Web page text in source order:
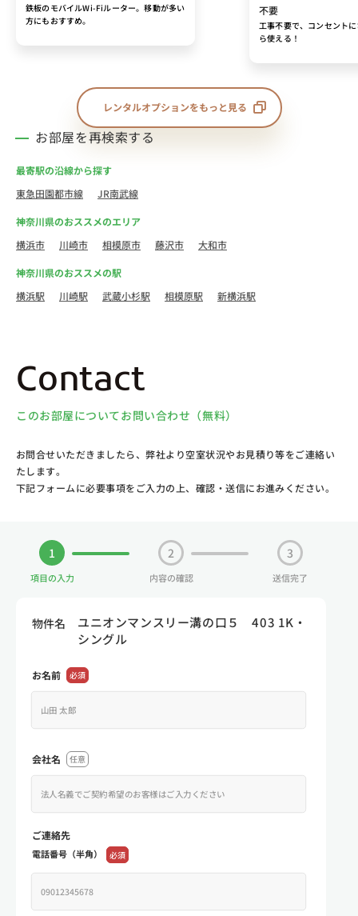
鉄板のモバイルWi-Fiルーター。移動が多い
方にもおすすめ。
不要
工事不要で、コンセント
ら使える！
レンタルオプションをもっと見る
お部屋を再検索する
最寄駅の沿線から探す
東急田園都市線
JR南武線
神奈川県のおススメのエリア
横浜市
川崎市 相模原市 藤沢市 大和市
神奈川県のおススメの駅
横浜駅
川崎駅 武蔵小杉駅 相模原駅 新横浜駅
Contact
このお部屋についてお問い合わせ（無料）
お問合せいただきましたら、弊社より空室状況やお見積り等をご連絡い
たします。
下記フォームに必要事項をご入力の上、確認・送信にお進みください。
1
項目の入力
2
内容の確認
3
送信完了
物件名
ユニオンマンスリー溝の口５ 403 1K・
シングル
お名前 必須
会社名 任意
ご連絡先
電話番号（半角） 必須